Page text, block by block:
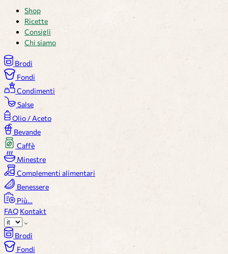
Shop
Ricette
Consigli
Chi siamo
Brodi
Fondi
Condimenti
Salse
Olio / Aceto
Bevande
Caffè
Minestre
Complementi alimentari
Benessere
Più…
FAQ Kontakt
Brodi
Fondi